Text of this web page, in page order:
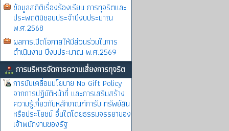
ข้อมูลสถิติเรื่องร้องเรียน การทุจริตและ
ประพฤติมิชอบประจำปีงบประมาณ
พ.ศ.2568
ผลการเปิดโอกาสให้มีส่วนร่วมในการ
ดำเนินงาน ปีงบประมาณ พ.ศ.2569
การบริหารจัดการความเสี่ยงการทุจริต
การขับเคลื่อนนโยบาย No Gift Policy
จากการปฏิบัติหน้าที่ และการเสริมสร้าง
ความรู้เกี่ยวกับหลักเกณฑ์การับ ทรัพย์สิน
หรือประโยชน์ อื่นใดโดยธรรมจรรยาของ
เจ้าพนักงานของรัฐ